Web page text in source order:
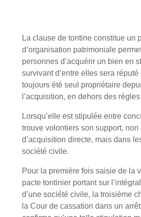
La clause de tontine constitue un
d’organisation patrimoniale
personnes d’acquérir un bien en
survivant d’entre elles sera réputé
toujours été seul propriétaire
l’acquisition, en dehors des
Lorsqu’elle est stipulée entre
trouve volontiers son support, non
d’acquisition directe, mais dans
société civile.
Pour la première fois saisie de la
pacte tontinier portant sur
d’une société civile, la troisième
la Cour de cassation dans un